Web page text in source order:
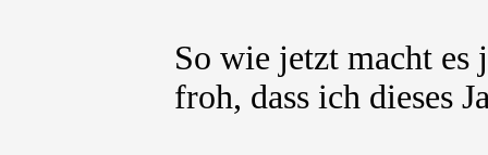
So wie jetzt macht
froh, dass ich dieses